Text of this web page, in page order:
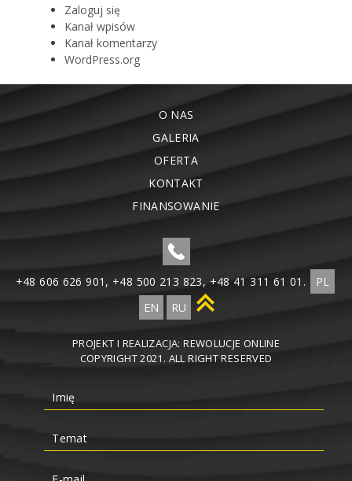
Zaloguj się
Kanał wpisów
Kanał komentarzy
WordPress.org
O NAS
GALERIA
OFERTA
KONTAKT
FINANSOWANIE
+48 606 626 901, +48 500 213 823, +48 41 311 61 01.
PL
EN
RU
PROJEKT I REALIZACJA:REWOLUCJE ONLINE
COPYRIGHT 2021. ALL RIGHT RESERVED